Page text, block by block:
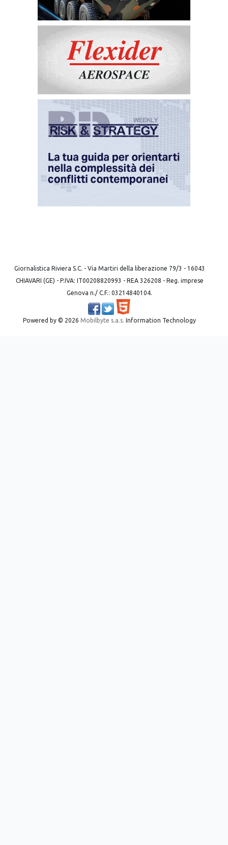
Giornalistica Riviera S.C. - Via Martiri della liberazione 79/3 - 16043
CHIAVARI (GE) - P.IVA: IT00208820993 - REA 326208 - Reg. imprese
Genova n./ C.F.: 03214840104.
Powered by © 2026 Mobilbyte s.a.s. Information Technology